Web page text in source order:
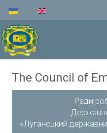
The Council of
Ради
«Луганський